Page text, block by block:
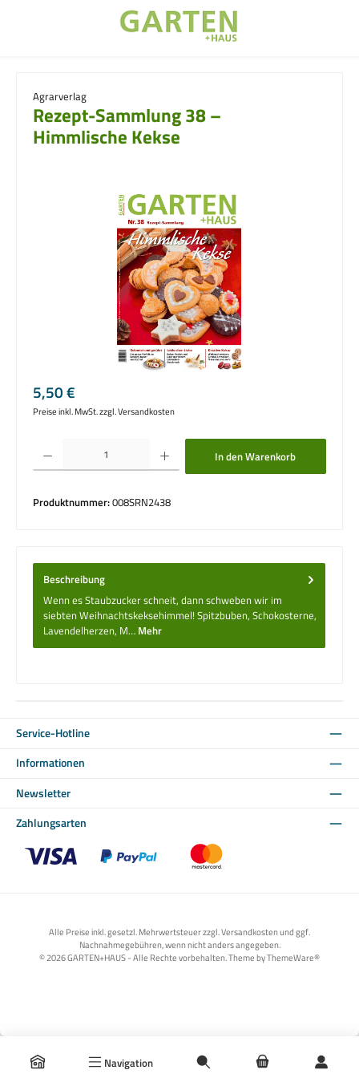
Navigation
Agrarverlag
Rezept-Sammlung 38 –
Himmlische Kekse
Bildergalerie überspringen
Regulärer Preis:
5,50 €
Preise inkl. MwSt. zzgl. Versandkosten
Produkt Anzahl: Gib den gewünschten Wert ein oder benutze die Schaltflächen um
In den Warenkorb
Produktnummer:008SRN2438
Beschreibung
Wenn es Staubzucker schneit, dann schweben wir im
siebten Weihnachtskeksehimmel! Spitzbuben, Schokosterne,
Lavendelherzen, M… Mehr
Service-Hotline
Informationen
Newsletter
Zahlungsarten
Alle Preise inkl. gesetzl. Mehrwertsteuer zzgl. Versandkosten und ggf.
Nachnahmegebühren, wenn nicht anders angegeben.
© 2026 GARTEN+HAUS - Alle Rechte vorbehalten. Theme byThemeWare®